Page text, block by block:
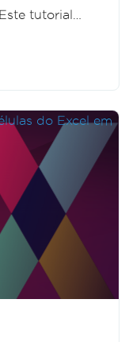
tutorial